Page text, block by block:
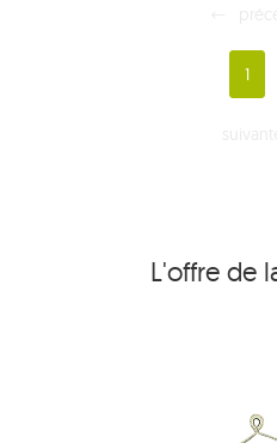
1
L'offre de